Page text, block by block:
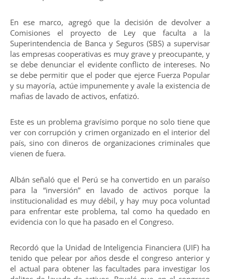
En ese marco, agregó que la decisión de devolver a
Comisiones el proyecto de Ley que faculta a la
Superintendencia de Banca y Seguros (SBS) a supervisar
las empresas cooperativas es muy grave y preocupante, y
se debe denunciar el evidente conflicto de intereses. No
se debe permitir que el poder que ejerce Fuerza Popular
y su mayoría, actúe impunemente y avale la existencia de
mafias de lavado de activos, enfatizó.
Este es un problema gravísimo porque no solo tiene que
ver con corrupción y crimen organizado en el interior del
país, sino con dineros de organizaciones criminales que
vienen de fuera.
Albán señaló que el Perú se ha convertido en un paraíso
para la “inversión” en lavado de activos porque la
institucionalidad es muy débil, y hay muy poca voluntad
para enfrentar este problema, tal como ha quedado en
evidencia con lo que ha pasado en el Congreso.
Recordó que la Unidad de Inteligencia Financiera (UIF) ha
tenido que pelear por años desde el congreso anterior y
el actual para obtener las facultades para investigar los